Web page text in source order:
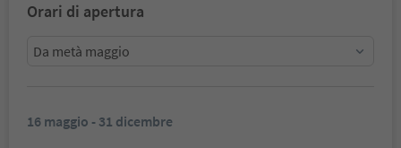
Orari di apertura
Da metà maggio
16 maggio - 31 dicembre